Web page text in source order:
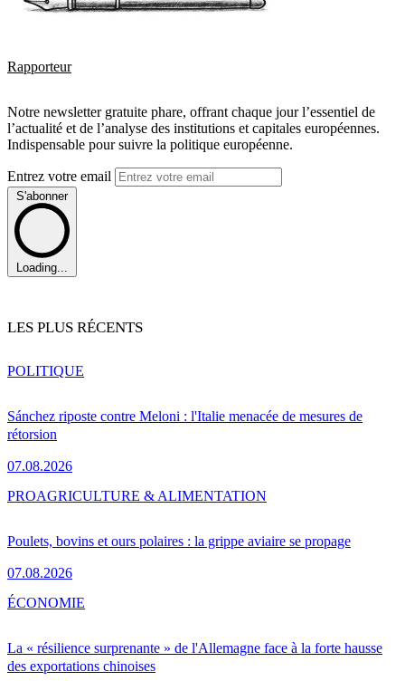
Rapporteur
Notre newsletter gratuite phare, offrant chaque jour l’essentiel de
l’actualité et de l’analyse des institutions et capitales européennes.
Indispensable pour suivre la politique européenne.
Entrez votre email
S'abonner
Loading...
LES PLUS RÉCENTS
Sánchez riposte contre Meloni : l'Italie menacée de mesures de
rétorsion
07.08.2026
POLITIQUE
Poulets, bovins et ours polaires : la grippe aviaire se propage
07.08.2026
PROAGRICULTURE & ALIMENTATION
La « résilience surprenante » de l'Allemagne face à la forte hausse
des exportations chinoises
ÉCONOMIE